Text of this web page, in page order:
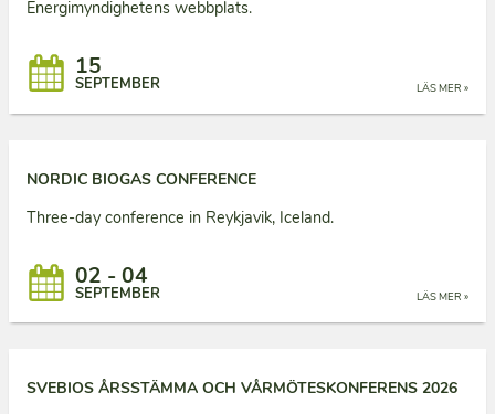
Energimyndighetens webbplats.
LÄS MER »
15
SEPTEMBER
NORDIC BIOGAS CONFERENCE
Three-day conference in Reykjavik, Iceland.
LÄS MER »
02 - 04
SEPTEMBER
SVEBIOS ÅRSSTÄMMA OCH VÅRMÖTESKONFERENS 2026